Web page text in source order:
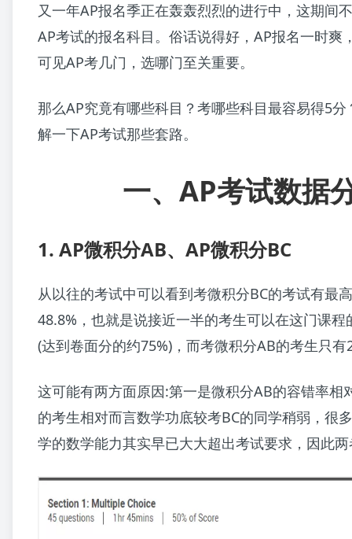
又一年AP报名季正在轰轰烈烈的进行中，这期间
AP考试的报名科目。俗话说得好，AP报名一时爽
可见AP考几门，选哪门至关重要。
那么AP究竟有哪些科目？考哪些科目最容易得5
解一下AP考试那些套路。
一、AP考试数据
1. AP微积分AB、AP微积分BC
从以往的考试中可以看到考微积分BC的考试有最
48.8%，也就是说接近一半的考生可以在这门课程
(达到卷面分的约75%)，而考微积分AB的考生只
这可能有两方面原因:第一是微积分AB的容错率相
的考生相对而言数学功底较考BC的同学稍弱，很
学的数学能力其实早已大大超出考试要求，因此